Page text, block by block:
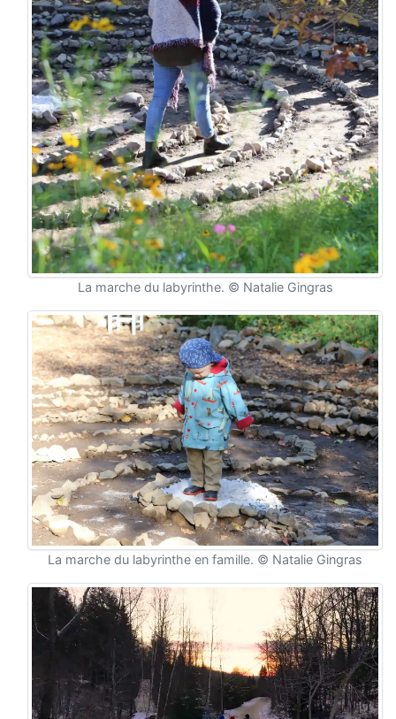
La marche du labyrinthe. © Natalie Gingras
La marche du labyrinthe en famille. © Natalie Gingras